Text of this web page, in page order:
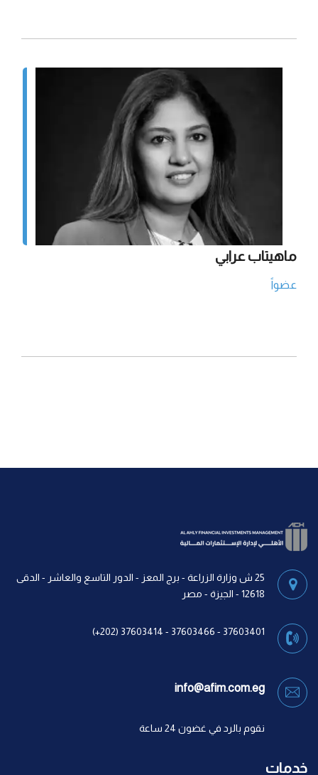
ماهيتاب عرابي
عضواً
25 ش وزارة الزراعة - برج المعز - الدور التاسع والعاشر - الدقى
12618 - الجيزة - مصر
37603401 - 37603466 - 37603414 (202+)
info@afim.com.eg
نقوم بالرد في غضون 24 ساعة
خدمات